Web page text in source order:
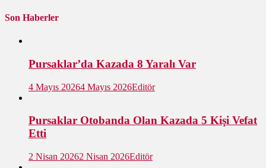
Son Haberler
Pursaklar’da Kazada 8 Yaralı Var
4 Mayıs 20264 Mayıs 2026Editör
Pursaklar Otobanda Olan Kazada 5 Kişi Vefat
Etti
2 Nisan 20262 Nisan 2026Editör